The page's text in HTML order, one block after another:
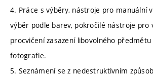
4. Práce s výběry, nástroje pro manuální
výběr podle barev, pokročilé nástroje pro
procvičení zasazení libovolného
fotografie.
5. Seznámení se z nedestruktivním